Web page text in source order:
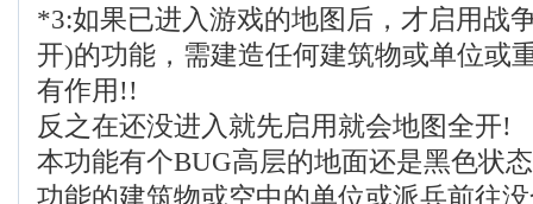
*3:如果已进入游戏的地图后，才启用战
开)的功能，需建造任何建筑物或单位或
有作用!!
反之在还没进入就先启用就会地图全开!
本功能有个BUG高层的地面还是黑色状
功能的建筑物或空中的单位或派兵前往